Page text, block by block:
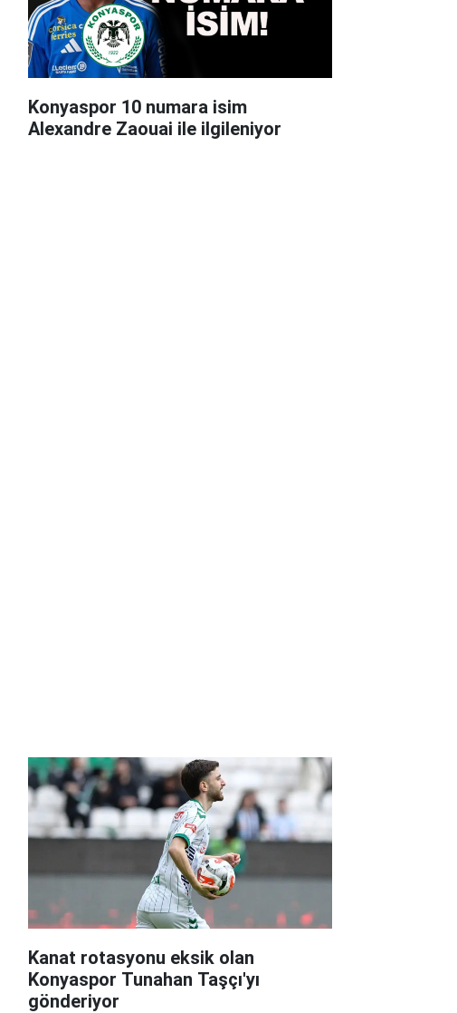
Konyaspor 10 numara isim
Alexandre Zaouai ile ilgileniyor
Kanat rotasyonu eksik olan
Konyaspor Tunahan Taşçı'yı
gönderiyor